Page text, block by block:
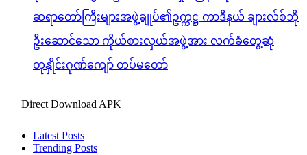
ဆရာတော်ကြီးများအဖွဲ့ချုပ်၏ဥက္ကဋ္ဌ ကာဒီနယ် ချားလ်စ်ဘို
ဦးဆောင်သော ကိုယ်စားလှယ်အဖွဲ့အား လက်ခံတွေ့ဆုံ
တုနှိုင်းဂုဏ်ကျော် တပ်မတော်
Direct Download APK
Latest Posts
Trending Posts